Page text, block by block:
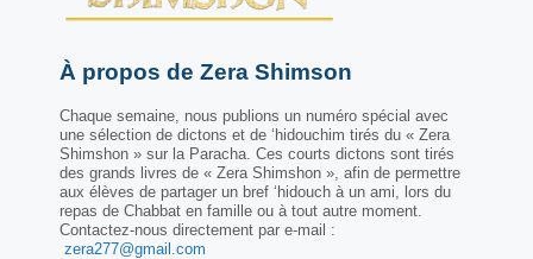
À propos de Zera Shimson
Chaque semaine, nous publions un numéro spécial avec
une sélection de dictons et de ‘hidouchim tirés du « Zera
Shimshon » sur la Paracha. Ces courts dictons sont tirés
des grands livres de « Zera Shimshon », afin de permettre
aux élèves de partager un bref ‘hidouch à un ami, lors du
repas de Chabbat en famille ou à tout autre moment.
Contactez-nous directement par e-mail :
zera277@gmail.com